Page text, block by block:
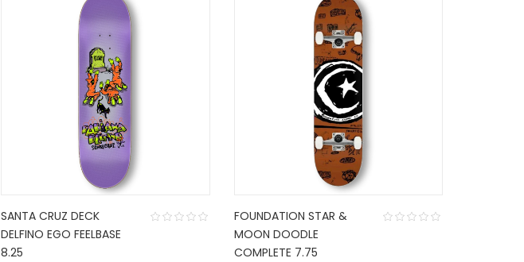
SANTA CRUZ DECK
DELFINO EGO FEELBASE
8.25
FOUNDATION STAR &
MOON DOODLE
COMPLETE 7.75